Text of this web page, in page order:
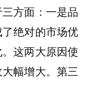
方面：一是品
绝对的市场优
这两大原因使
幅增大。第三